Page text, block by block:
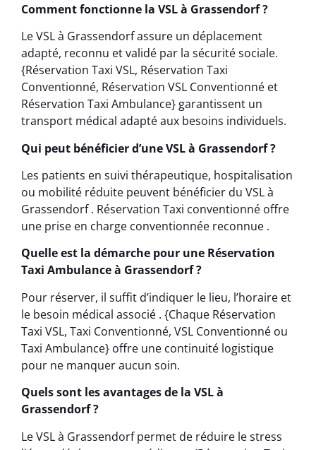
Comment fonctionne la VSL à Grassendorf ?
Le VSL à Grassendorf assure un déplacement
adapté, reconnu et validé par la sécurité sociale.
{Réservation Taxi VSL, Réservation Taxi
Conventionné, Réservation VSL Conventionné et
Réservation Taxi Ambulance} garantissent un
transport médical adapté aux besoins individuels.
Qui peut bénéficier d’une VSL à Grassendorf ?
Les patients en suivi thérapeutique, hospitalisation
ou mobilité réduite peuvent bénéficier du VSL à
Grassendorf . Réservation Taxi conventionné offre
une prise en charge conventionnée reconnue .
Quelle est la démarche pour une Réservation
Taxi Ambulance à Grassendorf ?
Pour réserver, il suffit d’indiquer le lieu, l’horaire et
le besoin médical associé . {Chaque Réservation
Taxi VSL, Taxi Conventionné, VSL Conventionné ou
Taxi Ambulance} offre une continuité logistique
pour ne manquer aucun soin.
Quels sont les avantages de la VSL à
Grassendorf ?
Le VSL à Grassendorf permet de réduire le stress